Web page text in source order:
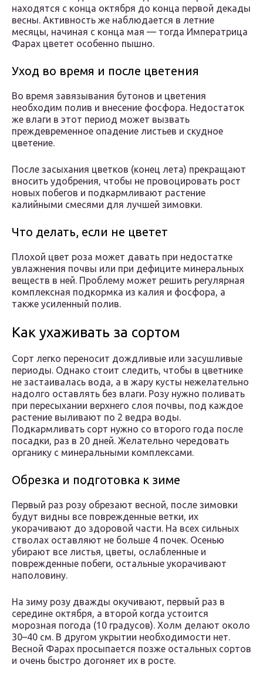
находятся с конца октября до конца первой декады
весны. Активность же наблюдается в летние
месяцы, начиная с конца мая — тогда Императрица
Фарах цветет особенно пышно.
Уход во время и после цветения
Во время завязывания бутонов и цветения
необходим полив и внесение фосфора. Недостаток
же влаги в этот период может вызвать
преждевременное опадение листьев и скудное
цветение.
После засыхания цветков (конец лета) прекращают
вносить удобрения, чтобы не провоцировать рост
новых побегов и подкармливают растение
калийными смесями для лучшей зимовки.
Что делать, если не цветет
Плохой цвет роза может давать при недостатке
увлажнения почвы или при дефиците минеральных
веществ в ней. Проблему может решить регулярная
комплексная подкормка из калия и фосфора, а
также усиленный полив.
Как ухаживать за сортом
Сорт легко переносит дождливые или засушливые
периоды. Однако стоит следить, чтобы в цветнике
не застаивалась вода, а в жару кусты нежелательно
надолго оставлять без влаги. Розу нужно поливать
при пересыхании верхнего слоя почвы, под каждое
растение выливают по 2 ведра воды.
Подкармливать сорт нужно со второго года после
посадки, раз в 20 дней. Желательно чередовать
органику с минеральными комплексами.
Обрезка и подготовка к зиме
Первый раз розу обрезают весной, после зимовки
будут видны все поврежденные ветки, их
укорачивают до здоровой части. На всех сильных
стволах оставляют не больше 4 почек. Осенью
убирают все листья, цветы, ослабленные и
поврежденные побеги, остальные укорачивают
наполовину.
На зиму розу дважды окучивают, первый раз в
середине октября, а второй когда устоится
морозная погода (10 градусов). Холм делают около
30–40 см. В другом укрытии необходимости нет.
Весной Фарах просыпается позже остальных сортов
и очень быстро догоняет их в росте.